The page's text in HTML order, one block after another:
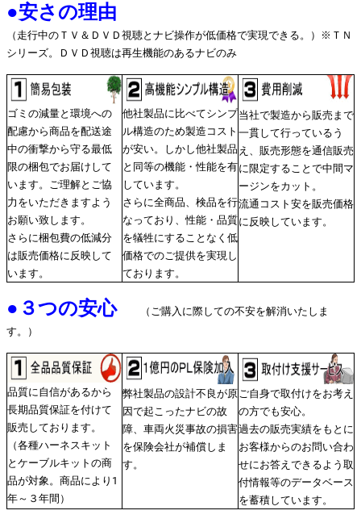
●安さの理由
（走行中のＴＶ＆ＤＶＤ視聴とナビ操作が低価格で実現できる。）※ＴＮ
シリーズ。ＤＶＤ視聴は再生機能のあるナビのみ
ゴミの減量と環境への
配慮から商品を配送途
中の衝撃から守る最低
限の梱包でお届けして
います。ご理解とご協
力をいただきますよう
お願い致します。
さらに梱包費の低減分
は販売価格に反映して
います。
他社製品に比べてシンプ
ル構造のため製造コスト
が安い。しかし他社製品
と同等の機能・性能を有
しています。
さらに全商品、検品を行
なっており、性能・品質
を犠牲にすることなく低
価格でのご提供を実現し
ております。
当社で製造から販売まで
一貫して行っているう
え、販売形態を通信販売
に限定することで中間マ
ージンをカット。
流通コスト安を販売価格
に反映しています。
● ３つの安心
（ご購入に際しての不安を解消いたしま
す。）
品質に自信があるから
長期品質保証を付けて
販売しております。
（各種ハーネスキット
とケーブルキットの商
品が対象。商品により1
年～３年間）
弊社製品の設計不良が原
因で起こったナビの故
障、車両火災事故の損害
を保険会社が補償しま
す。
ご自身で取付けをお考え
の方でも安心。
過去の販売実績をもとに
お客様からのお問い合わ
せにお答えできるよう取
付情報等のデータベース
を蓄積しています。